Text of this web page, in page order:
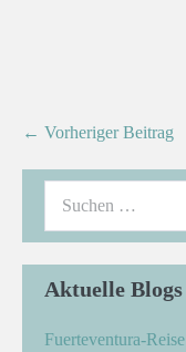
← Vorheriger Beitrag
Aktuelle Blogs
Fuerteventura-Reise